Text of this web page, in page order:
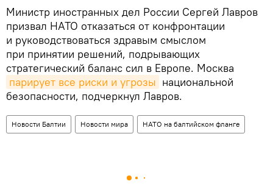
Министр иностранных дел России Сергей Лавров
призвал НАТО отказаться от конфронтации
и руководствоваться здравым смыслом
при принятии решений, подрывающих
стратегический баланс сил в Европе. Москва
парирует все риски и угрозы национальной
безопасности, подчеркнул Лавров.
Новости Балтии Новости мира НАТО на балтийском фланге